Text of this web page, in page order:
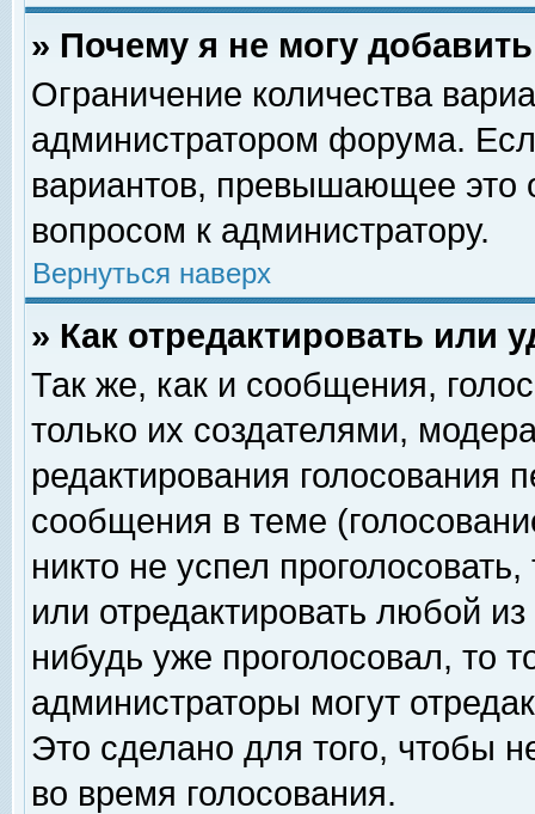
» Почему я не могу
Ограничение количества
администратором форума.
вариантов, превышающее это
вопросом к администратору.
Вернуться наверх
» Как отредактировать или
Так же, как и сообщения,
только их создателями,
редактирования голосования
сообщения в теме
никто не успел
или отредактировать любой
нибудь уже проголосовал, то
администраторы могут
Это сделано для того, чтобы
во время голосования.